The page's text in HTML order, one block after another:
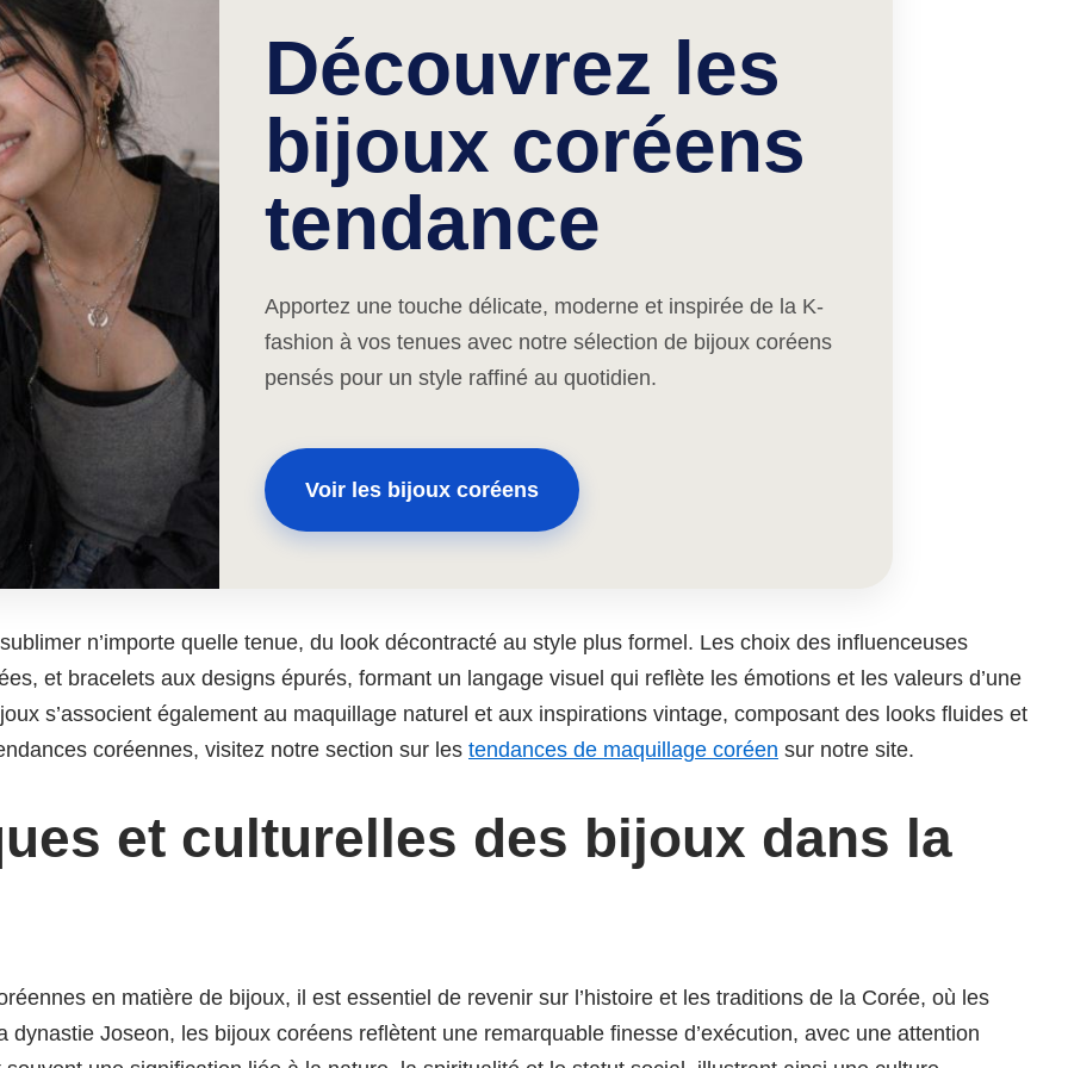
Découvrez les
bijoux coréens
tendance
Apportez une touche délicate, moderne et inspirée de la K-
fashion à vos tenues avec notre sélection de bijoux coréens
pensés pour un style raffiné au quotidien.
Voir les bijoux coréens
n’importe quelle tenue, du look décontracté au style plus formel. Les choix des influenceuses
et bracelets aux designs épurés, formant un langage visuel qui reflète les émotions et les valeurs d’une
s’associent également au maquillage naturel et aux inspirations vintage, composant des looks fluides et
coréennes, visitez notre section sur les tendances de maquillage coréen sur notre site.
et culturelles des bijoux dans la
en matière de bijoux, il est essentiel de revenir sur l’histoire et les traditions de la Corée, où les
Joseon, les bijoux coréens reflètent une remarquable finesse d’exécution, avec une attention